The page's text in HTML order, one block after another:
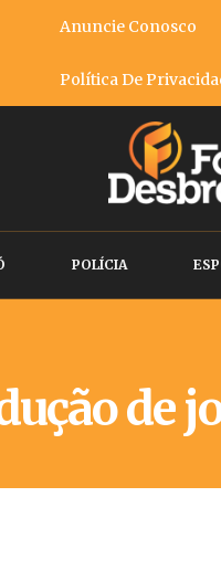
Anuncie Conosco
Política De
POLÍCIA
de